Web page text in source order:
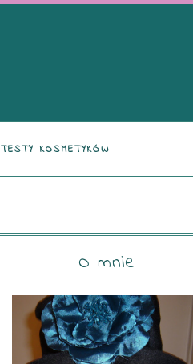
TESTY KOSMETYKÓW
O mnie